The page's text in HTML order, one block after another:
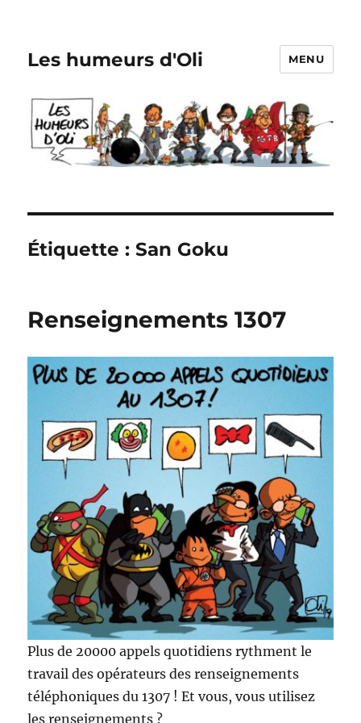
Les humeurs d'Oli MENU
Étiquette :San Goku
Renseignements 1307
Plus de 20000 appels quotidiens rythment le
travail des opérateurs des renseignements
téléphoniques du 1307 ! Et vous, vous utilisez
les renseignements ?